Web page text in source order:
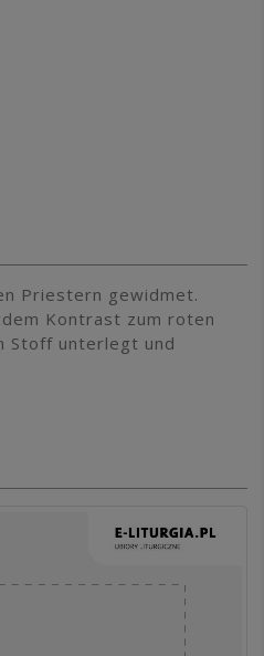
Priestern gewidmet.
Kontrast zum roten
Stoff unterlegt und